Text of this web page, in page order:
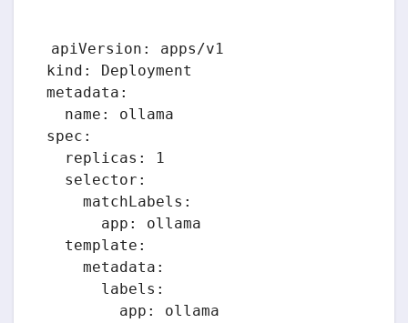
apiVersion: apps/v1
kind: Deployment
metadata:
  name: ollama
spec:
  replicas: 1
  selector:
    matchLabels:
      app: ollama
  template:
    metadata:
      labels:
        app: ollama